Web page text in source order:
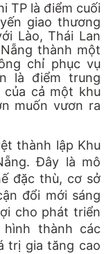
TP là điểm cuối
giao thương
Lào, Thái Lan
thành một
chỉ phục vụ
là điểm trung
cả một khu
muốn vươn ra
thành lập Khu
Đây là mô
đặc thù, cơ sở
đổi mới sáng
cho phát triển
thành các
trị gia tăng cao